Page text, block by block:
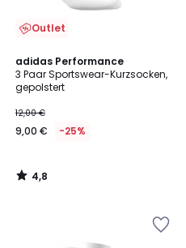
Outlet
adidas Performance
3 Paar Sportswear-Kurzsocken,
gepolstert
12,00 €
9,00 € -25%
4,8
/ 5
4,8
/